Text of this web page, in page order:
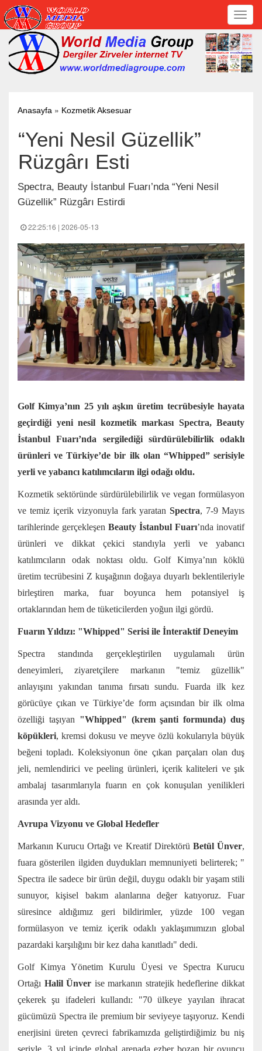
Anasayfa » Kozmetik Aksesuar
“Yeni Nesil Güzellik”
Rüzgârı Esti
Spectra, Beauty İstanbul Fuarı’nda “Yeni Nesil
Güzellik” Rüzgârı Estirdi
22:25:16 | 2026-05-13
Golf Kimya’nın 25 yılı aşkın üretim tecrübesiyle hayata
geçirdiği yeni nesil kozmetik markası Spectra, Beauty
İstanbul Fuarı’nda sergilediği sürdürülebilirlik odaklı
ürünleri ve Türkiye’de bir ilk olan “Whipped” serisiyle
yerli ve yabancı katılımcıların ilgi odağı oldu.
Kozmetik sektöründe sürdürülebilirlik ve vegan formülasyon
ve temiz içerik vizyonuyla fark yaratanSpectra, 7-9 Mayıs
tarihlerinde gerçekleşen Beauty İstanbul Fuarı’nda inovatif
ürünleri ve dikkat çekici standıyla yerli ve yabancı
katılımcıların odak noktası oldu. Golf Kimya’nın köklü
üretim tecrübesini Z kuşağının doğaya duyarlı beklentileriyle
birleştiren marka, fuar boyunca hem potansiyel iş
ortaklarından hem de tüketicilerden yoğun ilgi gördü.
Fuarın Yıldızı: "Whipped" Serisi ile İnteraktif Deneyim
Spectra standında gerçekleştirilen uygulamalı ürün
deneyimleri, ziyaretçilere markanın "temiz güzellik"
anlayışını yakından tanıma fırsatı sundu. Fuarda ilk kez
görücüye çıkan ve Türkiye’de form açısından bir ilk olma
özelliği taşıyan "Whipped" (krem şanti formunda) duş
köpükleri, kremsi dokusu ve meyve özlü kokularıyla büyük
beğeni topladı. Koleksiyonun öne çıkan parçaları olan duş
jeli, nemlendirici ve peeling ürünleri, içerik kaliteleri ve şık
ambalaj tasarımlarıyla fuarın en çok konuşulan yenilikleri
arasında yer aldı.
Avrupa Vizyonu ve Global Hedefler
Markanın Kurucu Ortağı ve Kreatif Direktörü Betül Ünver,
fuara gösterilen ilgiden duydukları memnuniyeti belirterek; "
Spectra ile sadece bir ürün değil, duygu odaklı bir yaşam stili
sunuyor, kişisel bakım alanlarına değer katıyoruz. Fuar
süresince aldığımız geri bildirimler, yüzde 100 vegan
formülasyon ve temiz içerik odaklı yaklaşımımızın global
pazardaki karşılığını bir kez daha kanıtladı" dedi.
Golf Kimya Yönetim Kurulu Üyesi ve Spectra Kurucu
Ortağı Halil Ünver ise markanın stratejik hedeflerine dikkat
çekerek şu ifadeleri kullandı: "70 ülkeye yayılan ihracat
gücümüzü Spectra ile premium bir seviyeye taşıyoruz. Kendi
enerjisini üreten çevreci fabrikamızda geliştirdiğimiz bu niş